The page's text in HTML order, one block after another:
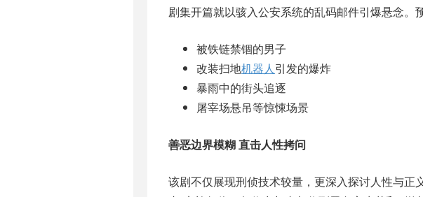
剧集开篇就以骇入公安系统的乱码邮件引爆悬念。
被铁链禁锢的男子
改装扫地机器人 引发的爆炸
暴雨中的街头追逐
屠宰场悬吊等惊悚场景
善恶边界模糊 直击人性拷问
该剧不仅展现刑侦技术较量，更深入探讨人性与